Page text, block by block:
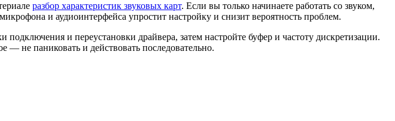
разбор характеристик звуковых карт. Если вы только начинаете работать со звуком,
и аудиоинтерфейса упростит настройку и снизит вероятность проблем.
и переустановки драйвера, затем настройте буфер и частоту дискретизации.
— не паниковать и действовать последовательно.